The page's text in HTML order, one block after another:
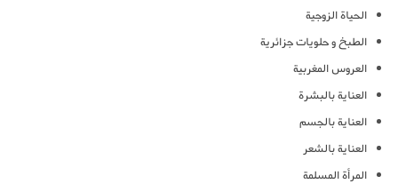
الحياة الزوجية
الطبخ و حلويات جزائرية
العروس المغربية
العناية بالبشرة
العناية بالجسم
العناية بالشعر
المرأة المسلمة